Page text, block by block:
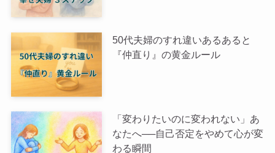
50代夫婦のすれ違いあるあると
『仲直り』の黄金ルール
「変わりたいのに変われない」あ
なたへ──自己否定をやめて心が変
わる瞬間